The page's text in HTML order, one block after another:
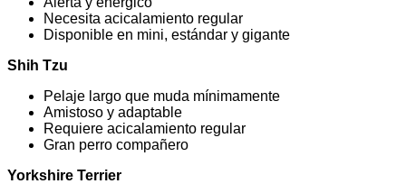
Necesita acicalamiento regular
Disponible en mini, estándar y gigante
Shih Tzu
Pelaje largo que muda mínimamente
Amistoso y adaptable
Requiere acicalamiento regular
Gran perro compañero
Yorkshire Terrier